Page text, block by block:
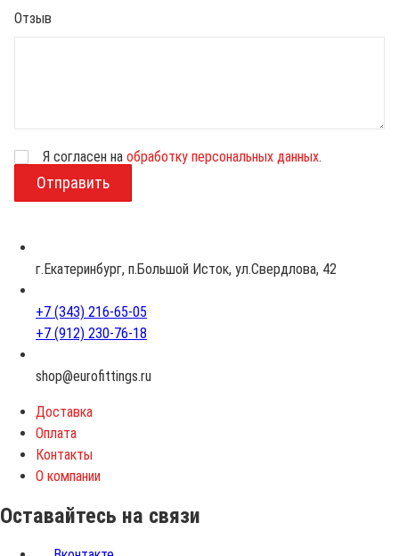
Отзыв
з
Я согласен на обработку персональных данных.
г.Екатеринбург, п.Большой Исток, ул.Свердлова, 42
+7 (343) 216-65-05
+7 (912) 230-76-18
shop@eurofittings.ru
Доставка
Оплата
Контакты
О компании
Оставайтесь на связи